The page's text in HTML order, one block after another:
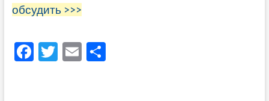
обсудить >>>
F T E О